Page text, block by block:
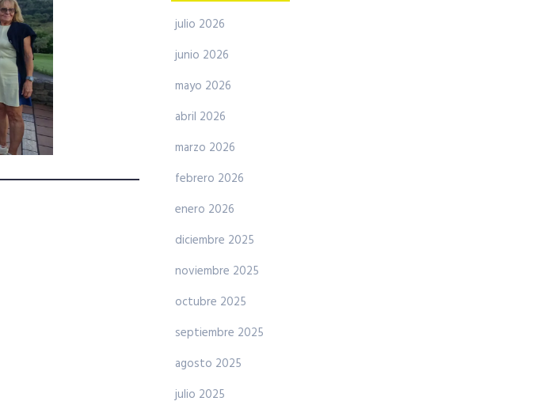
julio 2026
junio 2026
mayo 2026
abril 2026
marzo 2026
febrero 2026
enero 2026
diciembre 2025
noviembre 2025
octubre 2025
septiembre 2025
agosto 2025
julio 2025